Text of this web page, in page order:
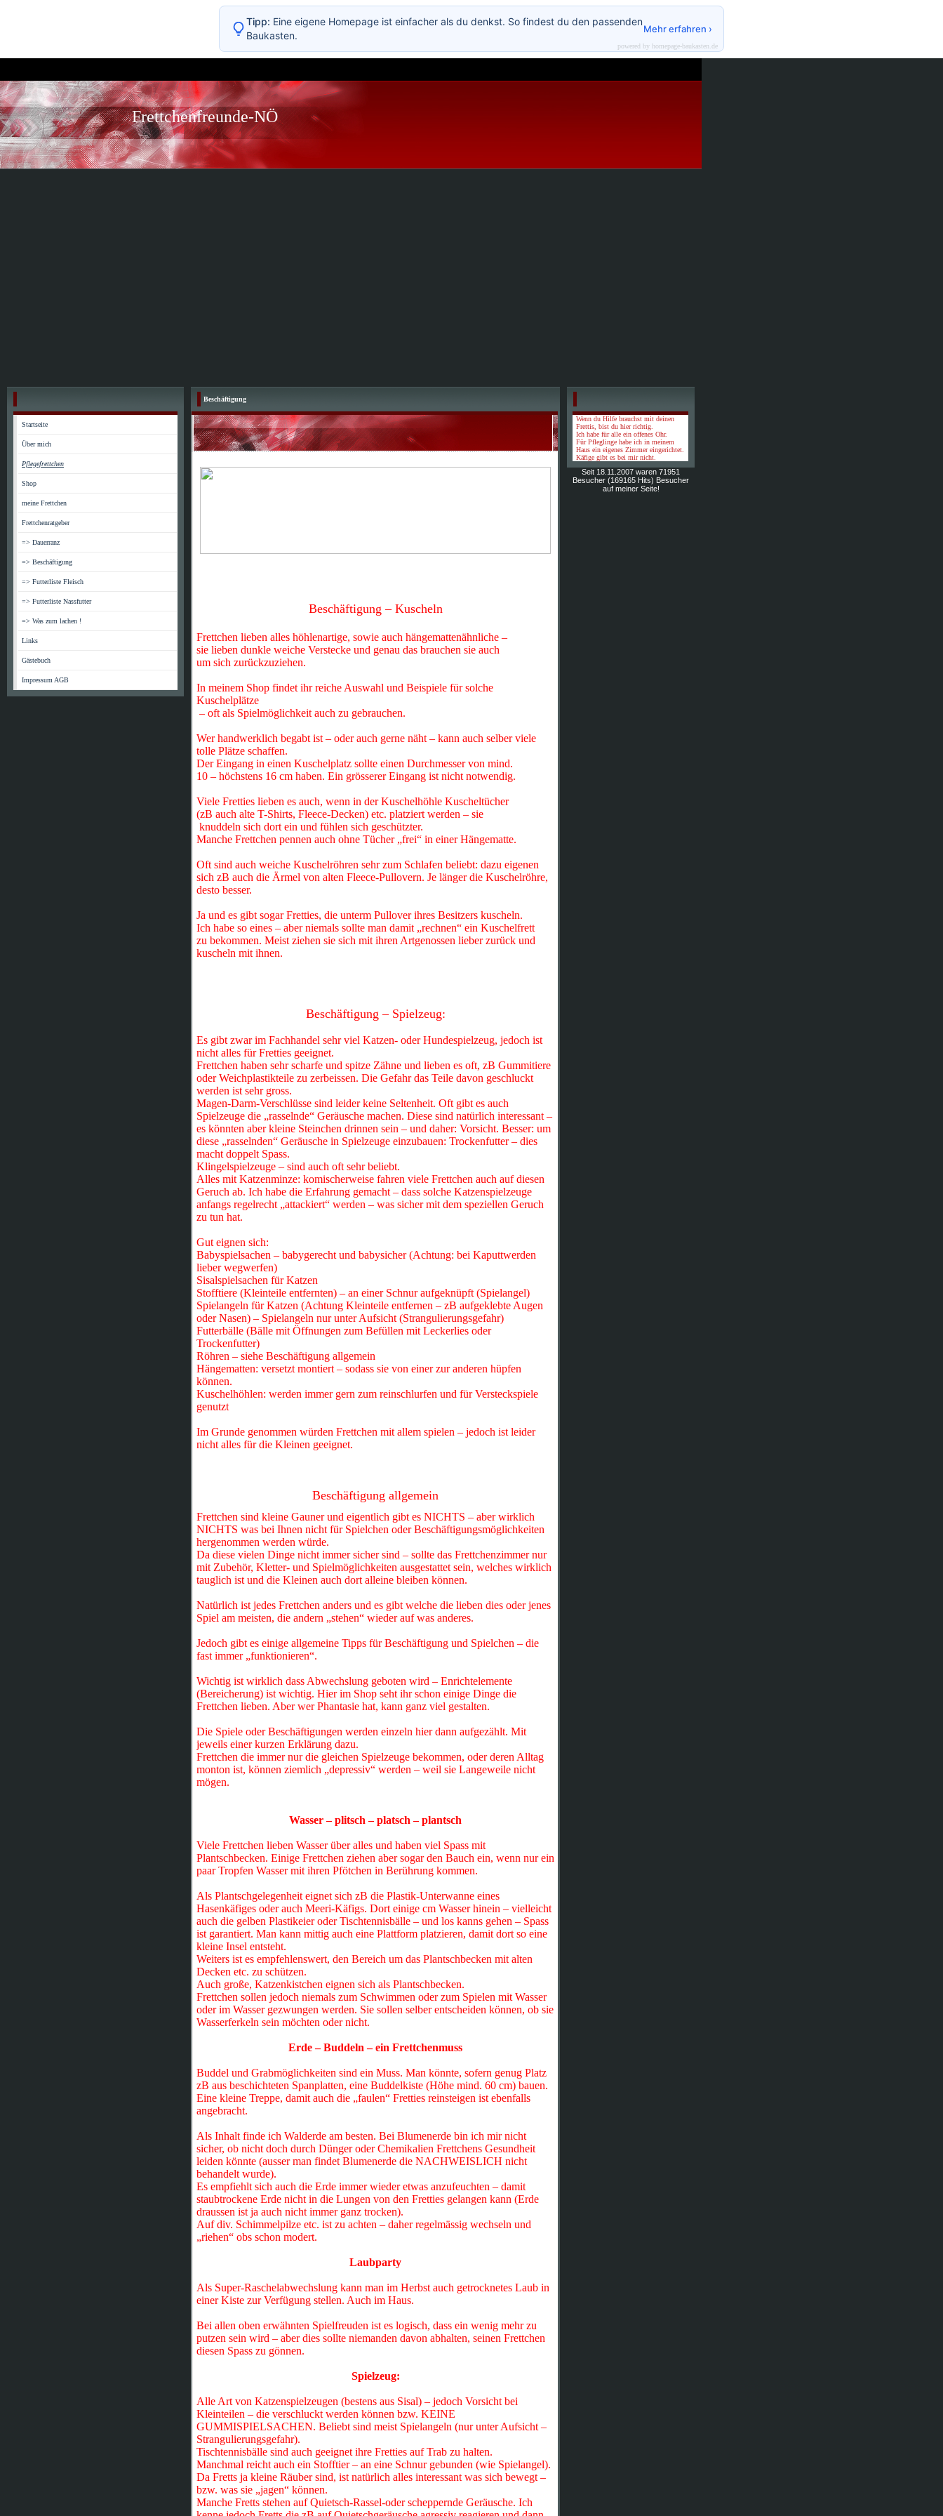
Frettchenfreunde-NÖ
Startseite
Über mich
Pflegefrettchen
Shop
meine Frettchen
Frettchenratgeber
=> Dauerranz
=> Beschäftigung
=> Futterliste Fleisch
=> Futterliste Nassfutter
=> Was zum lachen !
Links
Gästebuch
Impressum AGB
Beschäftigung
Beschäftigung – Kuscheln
Frettchen lieben alles höhlenartige, sowie auch hängemattenähnliche –
sie lieben dunkle weiche Verstecke und genau das brauchen sie auch
um sich zurückzuziehen.
In meinem Shop findet ihr reiche Auswahl und Beispiele für solche
Kuschelplätze
– oft als Spielmöglichkeit auch zu gebrauchen.
Wer handwerklich begabt ist – oder auch gerne näht – kann auch selber viele
tolle Plätze schaffen.
Der Eingang in einen Kuschelplatz sollte einen Durchmesser von mind.
10 – höchstens 16 cm haben. Ein grösserer Eingang ist nicht notwendig.
Viele Fretties lieben es auch, wenn in der Kuschelhöhle Kuscheltücher
(zB auch alte T-Shirts, Fleece-Decken) etc. platziert werden – sie
knuddeln sich dort ein und fühlen sich geschützter.
Manche Frettchen pennen auch ohne Tücher „frei“ in einer Hängematte.
Oft sind auch weiche Kuschelröhren sehr zum Schlafen beliebt: dazu eigenen
sich zB auch die Ärmel von alten Fleece-Pullovern. Je länger die Kuschelröhre,
desto besser.
Ja und es gibt sogar Fretties, die unterm Pullover ihres Besitzers kuscheln.
Ich habe so eines – aber niemals sollte man damit „rechnen“ ein Kuschelfrett
zu bekommen. Meist ziehen sie sich mit ihren Artgenossen lieber zurück und
kuscheln mit ihnen.
Beschäftigung – Spielzeug:
Es gibt zwar im Fachhandel sehr viel Katzen- oder Hundespielzeug, jedoch ist
nicht alles für Fretties geeignet.
Frettchen haben sehr scharfe und spitze Zähne und lieben es oft, zB Gummitiere
oder Weichplastikteile zu zerbeissen. Die Gefahr das Teile davon geschluckt
werden ist sehr gross.
Magen-Darm-Verschlüsse sind leider keine Seltenheit. Oft gibt es auch
Spielzeuge die „rasselnde“ Geräusche machen. Diese sind natürlich interessant –
es könnten aber kleine Steinchen drinnen sein – und daher: Vorsicht. Besser: um
diese „rasselnden“ Geräusche in Spielzeuge einzubauen: Trockenfutter – dies
macht doppelt Spass.
Klingelspielzeuge – sind auch oft sehr beliebt.
Alles mit Katzenminze: komischerweise fahren viele Frettchen auch auf diesen
Geruch ab. Ich habe die Erfahrung gemacht – dass solche Katzenspielzeuge
anfangs regelrecht „attackiert“ werden – was sicher mit dem speziellen Geruch
zu tun hat.
Gut eignen sich:
Babyspielsachen – babygerecht und babysicher (Achtung: bei Kaputtwerden
lieber wegwerfen)
Sisalspielsachen für Katzen
Stofftiere (Kleinteile entfernten) – an einer Schnur aufgeknüpft (Spielangel)
Spielangeln für Katzen (Achtung Kleinteile entfernen – zB aufgeklebte Augen
oder Nasen) – Spielangeln nur unter Aufsicht (Strangulierungsgefahr)
Futterbälle (Bälle mit Öffnungen zum Befüllen mit Leckerlies oder
Trockenfutter)
Röhren – siehe Beschäftigung allgemein
Hängematten: versetzt montiert – sodass sie von einer zur anderen hüpfen
können.
Kuschelhöhlen: werden immer gern zum reinschlurfen und für Versteckspiele
genutzt
Im Grunde genommen würden Frettchen mit allem spielen – jedoch ist leider
nicht alles für die Kleinen geeignet.
Beschäftigung allgemein
Frettchen sind kleine Gauner und eigentlich gibt es NICHTS – aber wirklich
NICHTS was bei Ihnen nicht für Spielchen oder Beschäftigungsmöglichkeiten
hergenommen werden würde.
Da diese vielen Dinge nicht immer sicher sind – sollte das Frettchenzimmer nur
mit Zubehör, Kletter- und Spielmöglichkeiten ausgestattet sein, welches wirklich
tauglich ist und die Kleinen auch dort alleine bleiben können.
Natürlich ist jedes Frettchen anders und es gibt welche die lieben dies oder jenes
Spiel am meisten, die andern „stehen“ wieder auf was anderes.
Jedoch gibt es einige allgemeine Tipps für Beschäftigung und Spielchen – die
fast immer „funktionieren“.
Wichtig ist wirklich dass Abwechslung geboten wird – Enrichtelemente
(Bereicherung) ist wichtig. Hier im Shop seht ihr schon einige Dinge die
Frettchen lieben. Aber wer Phantasie hat, kann ganz viel gestalten.
Die Spiele oder Beschäftigungen werden einzeln hier dann aufgezählt. Mit
jeweils einer kurzen Erklärung dazu.
Frettchen die immer nur die gleichen Spielzeuge bekommen, oder deren Alltag
monton ist, können ziemlich „depressiv“ werden – weil sie Langeweile nicht
mögen.
Wasser – plitsch – platsch – plantsch
Viele Frettchen lieben Wasser über alles und haben viel Spass mit
Plantschbecken. Einige Frettchen ziehen aber sogar den Bauch ein, wenn nur ein
paar Tropfen Wasser mit ihren Pfötchen in Berührung kommen.
Als Plantschgelegenheit eignet sich zB die Plastik-Unterwanne eines
Hasenkäfiges oder auch Meeri-Käfigs. Dort einige cm Wasser hinein – vielleicht
auch die gelben Plastikeier oder Tischtennisbälle – und los kanns gehen – Spass
ist garantiert. Man kann mittig auch eine Plattform platzieren, damit dort so eine
kleine Insel entsteht.
Weiters ist es empfehlenswert, den Bereich um das Plantschbecken mit alten
Decken etc. zu schützen.
Auch große, Katzenkistchen eignen sich als Plantschbecken.
Frettchen sollen jedoch niemals zum Schwimmen oder zum Spielen mit Wasser
oder im Wasser gezwungen werden. Sie sollen selber entscheiden können, ob sie
Wasserferkeln sein möchten oder nicht.
Erde – Buddeln – ein Frettchenmuss
Buddel und Grabmöglichkeiten sind ein Muss. Man könnte, sofern genug Platz
zB aus beschichteten Spanplatten, eine Buddelkiste (Höhe mind. 60 cm) bauen.
Eine kleine Treppe, damit auch die „faulen“ Fretties reinsteigen ist ebenfalls
angebracht.
Als Inhalt finde ich Walderde am besten. Bei Blumenerde bin ich mir nicht
sicher, ob nicht doch durch Dünger oder Chemikalien Frettchens Gesundheit
leiden könnte (ausser man findet Blumenerde die NACHWEISLICH nicht
behandelt wurde).
Es empfiehlt sich auch die Erde immer wieder etwas anzufeuchten – damit
staubtrockene Erde nicht in die Lungen von den Fretties gelangen kann (Erde
draussen ist ja auch nicht immer ganz trocken).
Auf div. Schimmelpilze etc. ist zu achten – daher regelmässig wechseln und
„riehen“ obs schon modert.
Laubparty
Als Super-Raschelabwechslung kann man im Herbst auch getrocknetes Laub in
einer Kiste zur Verfügung stellen. Auch im Haus.
Bei allen oben erwähnten Spielfreuden ist es logisch, dass ein wenig mehr zu
putzen sein wird – aber dies sollte niemanden davon abhalten, seinen Frettchen
diesen Spass zu gönnen.
Spielzeug:
Alle Art von Katzenspielzeugen (bestens aus Sisal) – jedoch Vorsicht bei
Kleinteilen – die verschluckt werden können bzw. KEINE
GUMMISPIELSACHEN. Beliebt sind meist Spielangeln (nur unter Aufsicht –
Strangulierungsgefahr).
Tischtennisbälle sind auch geeignet ihre Fretties auf Trab zu halten.
Manchmal reicht auch ein Stofftier – an eine Schnur gebunden (wie Spielangel).
Da Fretts ja kleine Räuber sind, ist natürlich alles interessant was sich bewegt –
bzw. was sie „jagen“ können.
Manche Fretts stehen auf Quietsch-Rassel-oder scheppernde Geräusche. Ich
Wenn du Hilfe brauchst mit deinen
Frettis, bist du hier richtig.
Ich habe für alle ein offenes Ohr.
Für Pfleglinge habe ich in meinem
Haus ein eigenes Zimmer eingerichtet.
Käfige gibt es bei mir nicht.
Seit 18.11.2007 waren 71951
Besucher (169165 Hits) Besucher
auf meiner Seite!
Tipp: Eine eigene Homepage ist einfacher als du denkst. So findest du den passenden
Baukasten.
Mehr erfahren ›
powered by homepage-baukasten.de